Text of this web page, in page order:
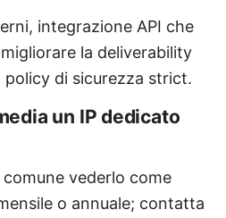
integrazione API che
la deliverability
policy di sicurezza strict.
un IP dedicato
vederlo come
o annuale; contatta